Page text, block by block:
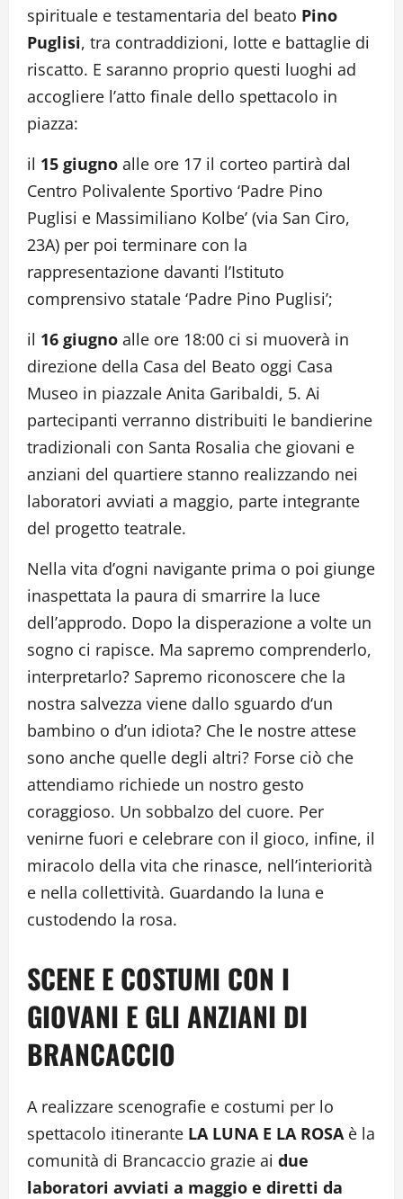
spirituale e testamentaria del beato Pino
Puglisi, tra contraddizioni, lotte e battaglie di
riscatto. E saranno proprio questi luoghi ad
accogliere l’atto finale dello spettacolo in
piazza:
il 15 giugno alle ore 17 il corteo partirà dal
Centro Polivalente Sportivo ‘Padre Pino
Puglisi e Massimiliano Kolbe’ (via San Ciro,
23A) per poi terminare con la
rappresentazione davanti l’Istituto
comprensivo statale ‘Padre Pino Puglisi’;
il 16 giugno alle ore 18:00 ci si muoverà in
direzione della Casa del Beato oggi Casa
Museo in piazzale Anita Garibaldi, 5. Ai
partecipanti verranno distribuiti le bandierine
tradizionali con Santa Rosalia che giovani e
anziani del quartiere stanno realizzando nei
laboratori avviati a maggio, parte integrante
del progetto teatrale.
Nella vita d’ogni navigante prima o poi giunge
inaspettata la paura di smarrire la luce
dell’approdo. Dopo la disperazione a volte un
sogno ci rapisce. Ma sapremo comprenderlo,
interpretarlo? Sapremo riconoscere che la
nostra salvezza viene dallo sguardo d‘un
bambino o d’un idiota? Che le nostre attese
sono anche quelle degli altri? Forse ciò che
attendiamo richiede un nostro gesto
coraggioso. Un sobbalzo del cuore. Per
venirne fuori e celebrare con il gioco, infine, il
miracolo della vita che rinasce, nell’interiorità
e nella collettività. Guardando la luna e
custodendo la rosa.
SCENE E COSTUMI CON I
GIOVANI E GLI ANZIANI DI
BRANCACCIO
A realizzare scenografie e costumi per lo
spettacolo itinerante LA LUNA E LA ROSA è la
comunità di Brancaccio grazie ai due
laboratori avviati a maggio e diretti da